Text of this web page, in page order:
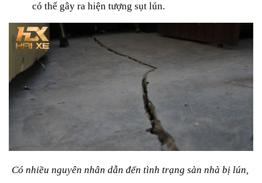
có thể gây ra hiện tượng sụt lún.
Có nhiều nguyên nhân dẫn đến tình trạng sàn nhà bị lún,